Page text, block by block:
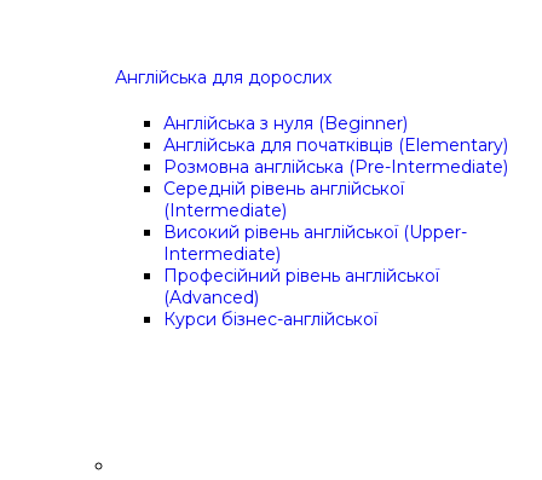
Англійська для дорослих
Англійська з нуля (Beginner)
Англійська для початківців (Elementary)
Розмовна англійська (Pre-Intermediate)
Середній рівень англійської
(Intermediate)
Високий рівень англійської (Upper-
Intermediate)
Професійний рівень англійської
(Advanced)
Курси бізнес-англійської